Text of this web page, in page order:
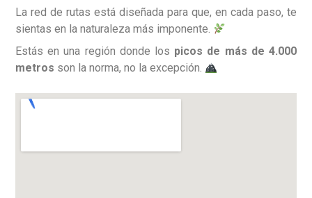
La red de rutas está diseñada para que, en cada paso, te
sientas en la naturaleza más imponente.
Estás en una región donde los picos de más de 4.000
metros son la norma, no la excepción.